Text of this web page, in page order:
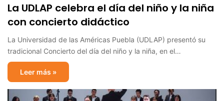
La UDLAP celebra el día del niño y la niña
con concierto didáctico
La Universidad de las Américas Puebla (UDLAP) presentó su
tradicional Concierto del día del niño y la niña, en el…
Leer más »